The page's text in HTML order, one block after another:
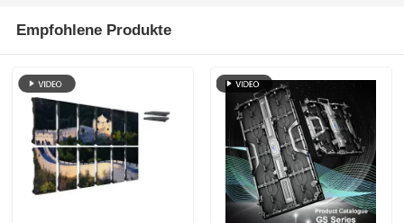
Empfohlene Produkte